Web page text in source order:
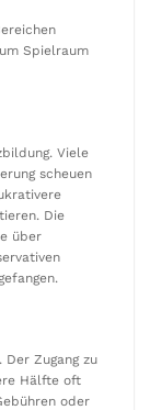
Spielraum
Viele
scheuen
Die
über
Zugang zu
Hälfte oft
oder